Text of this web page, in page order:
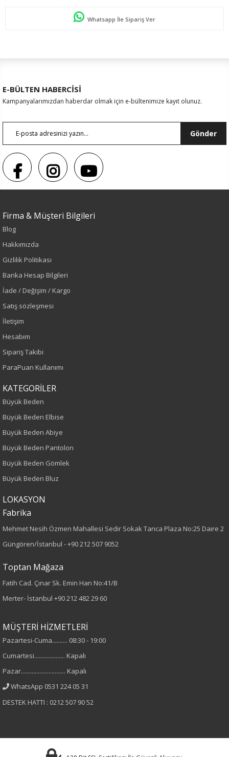
Sezon : YAZLIK
Renk
Siyah
Sezon
İlkbahar-Yaz
Yaş Grubu
Kalıp
Büyük Beden
Boy
120
Örme
Düz
Kumaş
%5 Elastan
Kadın
Kol Tipi
Whatsapp İle Sipariş Ver
E-BÜLTEN HABERCİSİ
Kampanyalarımızdan haberdar olmak için e-bültenimize kayıt olunuz.
Gönder
Firma & Müşteri Bilgileri
Blog
Hakkımızda
Gizlilik Politikası
Banka Hesap Bilgileri
İade / Değişim / Kargo
Satış sözleşmesi
İletişim
Hesabım
Sipariş Takibi
ParaPuan Kullanımı
KATEGORİLER
Büyük Beden
Büyük Beden Elbise
Büyük Beden Abiye
Büyük Beden Pantolon
Büyük Beden Gömlek
Büyük Beden Bluz
LOKASYON
Fabrika
Mehmet Nesih Özmen Mahallesi Sedir Sokak Tanca Plaza No:25 Daire 2
Güngören/İstanbul -+90 212 507 9052
Toptan Mağaza
Fatih Cad. Çınar Sk. Emin Han No:41/B
Merter- İstanbul +90 212 482 29 60
MÜŞTERİ HİZMETLERİ
Pazartesi-Cuma.......... 08:30 - 19:00
Cumartesi.................... Kapalı
Pazar............................. Kapalı
WhatsApp 0531 224 05 31
DESTEK HATTI : 0212 507 90 52